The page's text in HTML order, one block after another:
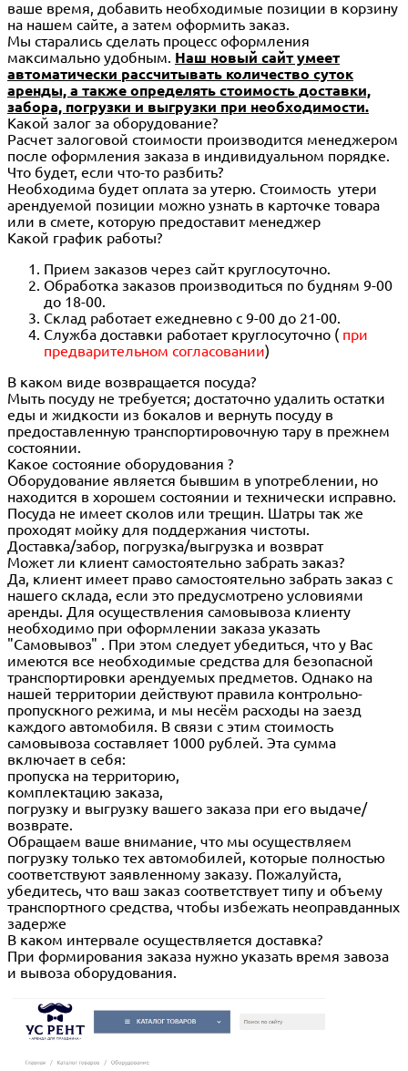
ваше время, добавить необходимые позиции в корзину
на нашем сайте, а затем оформить заказ.
Мы старались сделать процесс оформления
максимально удобным. Наш новый сайт умеет
автоматически рассчитывать количество суток
аренды, а также определять стоимость доставки,
забора, погрузки и выгрузки при необходимости.
Какой залог за оборудование?
Расчет залоговой стоимости производится менеджером
после оформления заказа в индивидуальном порядке.
Что будет, если что-то разбить?
Необходима будет оплата за утерю. Стоимость утери
арендуемой позиции можно узнать в карточке товара
или в смете, которую предоставит менеджер
Какой график работы?
Прием заказов через сайт круглосуточно.
Обработка заказов производиться по будням 9-00
до 18-00.
Склад работает ежедневно с 9-00 до 21-00.
Служба доставки работает круглосуточно ( при
предварительном согласовании)
В каком виде возвращается посуда?
Мыть посуду не требуется; достаточно удалить остатки
еды и жидкости из бокалов и вернуть посуду в
предоставленную транспортировочную тару в прежнем
состоянии.
Какое состояние оборудования ?
Оборудование является бывшим в употреблении, но
находится в хорошем состоянии и технически исправно.
Посуда не имеет сколов или трещин. Шатры так же
проходят мойку для поддержания чистоты.
Доставка/забор, погрузка/выгрузка и возврат
Может ли клиент самостоятельно забрать заказ?
Да, клиент имеет право самостоятельно забрать заказ с
нашего склада, если это предусмотрено условиями
аренды. Для осуществления самовывоза клиенту
необходимо при оформлении заказа указать
"Самовывоз" . При этом следует убедиться, что у Вас
имеются все необходимые средства для безопасной
транспортировки арендуемых предметов. Однако на
нашей территории действуют правила контрольно-
пропускного режима, и мы несём расходы на заезд
каждого автомобиля. В связи с этим стоимость
самовывоза составляет 1000 рублей. Эта сумма
включает в себя:
пропуска на территорию,
комплектацию заказа,
погрузку и выгрузку вашего заказа при его выдаче/
возврате.
Обращаем ваше внимание, что мы осуществляем
погрузку только тех автомобилей, которые полностью
соответствуют заявленному заказу. Пожалуйста,
убедитесь, что ваш заказ соответствует типу и объему
транспортного средства, чтобы избежать неоправданных
задерже
В каком интервале осуществляется доставка?
При формирования заказа нужно указать время завоза
и вывоза оборудования.